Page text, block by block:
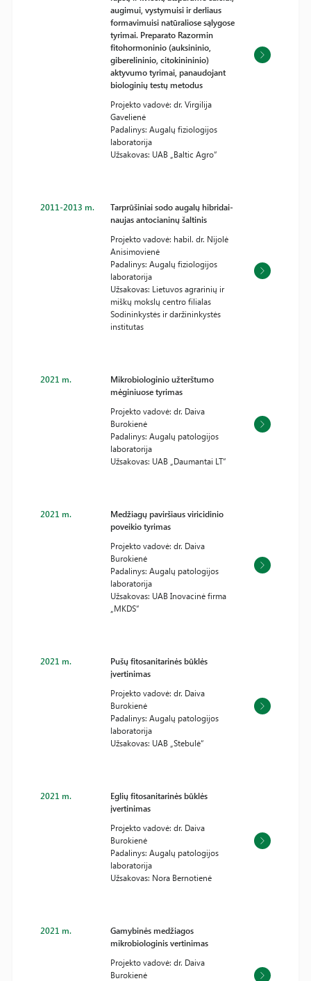
augimui, vystymuisi ir derliaus
formavimuisi natūraliose sąlygose
tyrimai. Preparato Razormin
fitohormoninio (auksininio,
giberelininio, citokinininio)
aktyvumo tyrimai, panaudojant
biologinių testų metodus
Projekto vadovė: dr. Virgilija
Gavelienė
Padalinys: Augalų fiziologijos
laboratorija
Užsakovas: UAB „Baltic Agro“
2011-2013 m.
Tarprūšiniai sodo augalų hibridai-
naujas antocianinų šaltinis
Projekto vadovė: habil. dr. Nijolė
Anisimovienė
Padalinys: Augalų fiziologijos
laboratorija
Užsakovas: Lietuvos agrarinių ir
miškų mokslų centro filialas
Sodininkystės ir daržininkystės
institutas
2021 m.
Mikrobiologinio užterštumo
mėginiuose tyrimas
Projekto vadovė: dr. Daiva
Burokienė
Padalinys: Augalų patologijos
laboratorija
Užsakovas: UAB „Daumantai LT“
2021 m.
Medžiagų paviršiaus viricidinio
poveikio tyrimas
Projekto vadovė: dr. Daiva
Burokienė
Padalinys: Augalų patologijos
laboratorija
Užsakovas: UAB Inovacinė firma
„MKDS“
2021 m.
Pušų fitosanitarinės būklės
įvertinimas
Projekto vadovė: dr. Daiva
Burokienė
Padalinys: Augalų patologijos
laboratorija
Užsakovas: UAB „Stebulė“
2021 m.
Eglių fitosanitarinės būklės
įvertinimas
Projekto vadovė: dr. Daiva
Burokienė
Padalinys: Augalų patologijos
laboratorija
Užsakovas: Nora Bernotienė
2021 m.
Gamybinės medžiagos
mikrobiologinis vertinimas
Projekto vadovė: dr. Daiva
Burokienė